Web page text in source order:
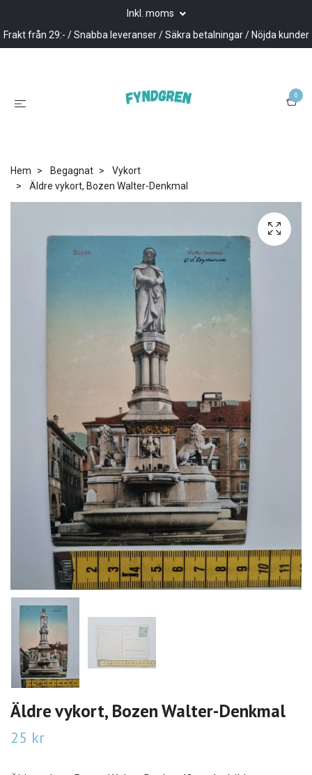
Inkl. moms
Frakt från 29:- / Snabba leveranser / Säkra betalningar / Nöjda kunder
0
Hem Begagnat
Vykort
Äldre vykort, Bozen Walter-Denkmal
Äldre vykort, Bozen Walter-Denkmal
25 kr